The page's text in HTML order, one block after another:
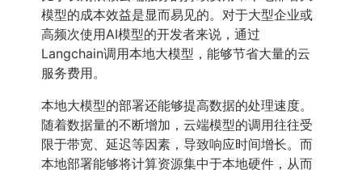
模型的成本效益是显而易见的。对于大型企业或
高频次使用AI模型的开发者来说，通过
Langchain调用本地大模型，能够节省大量的云
服务费用。
本地大模型的部署还能够提高数据的处理速度。
随着数据量的不断增加，云端模型的调用往往受
限于带宽、延迟等因素，导致响应时间增长。而
本地部署能够将计算资源集中于本地硬件，从而